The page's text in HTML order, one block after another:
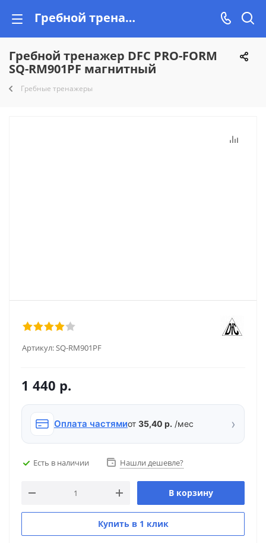
Гребной тренажер DFC PRO-FORM SQ-RM901PF магнитный купить недорого на Vishop.by, рассрочка!
Гребной тренажер DFC PRO-FORM
SQ-RM901PF магнитный
Гребные тренажеры
Артикул:SQ-RM901PF
1 440 р.
Оплата частямиот 35,40 р. /мес ›
Есть в наличии Нашли дешевле?
В корзину
Купить в 1 клик